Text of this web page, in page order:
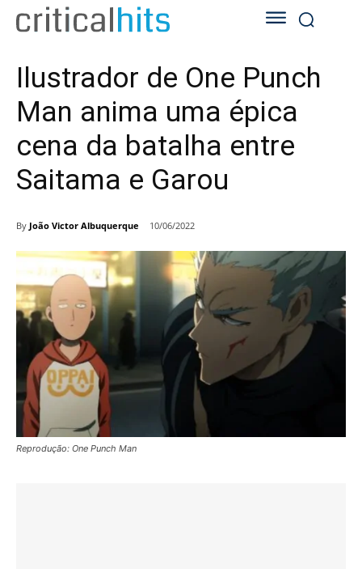
Ilustrador de One Punch
Man anima uma épica
cena da batalha entre
Saitama e Garou
By João Victor Albuquerque 10/06/2022
Reprodução: One Punch Man